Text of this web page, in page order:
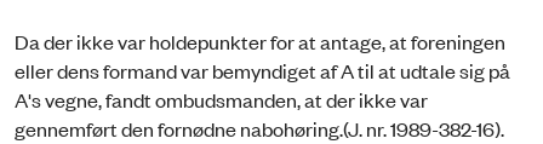
Da der ikke var holdepunkter for at antage, at foreningen
eller dens formand var bemyndiget af A til at udtale sig på
A's vegne, fandt ombudsmanden, at der ikke var
gennemført den fornødne nabohøring.(J. nr. 1989-382-16).